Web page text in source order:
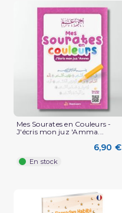
(1 avis)
Mes Sourates en Couleurs -
J'écris mon juz 'Amma...
6,90 €
En stock